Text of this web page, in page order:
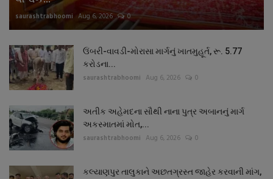
સ્વાસ્થ્ય
saurashtrabhoomi Aug 6, 2026 0
ઉંબરી-વાવડી-મોરાસા માર્ગનું ખાતમુહૂર્ત, રૂ. 5.77
કરોડના...
saurashtrabhoomi Aug 6, 2026 0
અતીક અહેમદના સૌથી નાના પુત્ર અબાનનું માર્ગ
અકસ્માતમાં મોત,...
saurashtrabhoomi Aug 6, 2026 0
કલ્યાણપુર તાલુકાને અછતગ્રસ્ત જાહેર કરવાની માંગ,